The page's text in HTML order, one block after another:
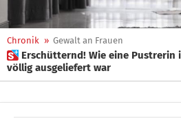
Chronik » Gewalt an Frauen
 Erschütternd! Wie eine Pustrerin ihrem Mann viele Jahre
völlig ausgeliefert war